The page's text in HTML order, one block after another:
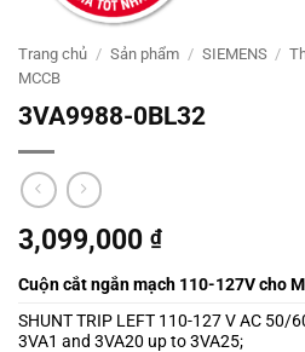
Trang chủ / Sản phẩm / SIEMENS /
MCCB
3VA9988-0BL32
3,099,000 ₫
Cuộn cắt ngắn mạch 110-127V cho
SHUNT TRIP LEFT 110-127 V AC 50/
3VA1 and 3VA20 up to 3VA25;